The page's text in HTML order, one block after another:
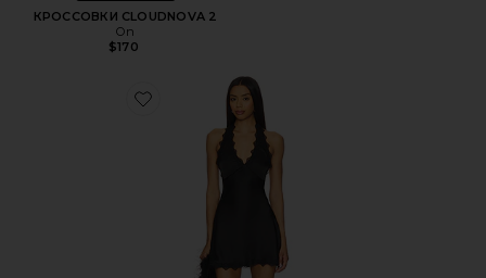
КРОССОВКИ CLOUDNOVA 2
On
$170
Favorite ПЛАТЬЕ STARS ALIGN